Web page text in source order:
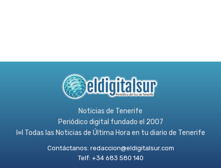
Noticias de Tenerife
Periódico digital fundado el 2007
l≡l Todas las Noticias de Última Hora en tu diario de Tenerife
Contáctanos: redaccion@eldigitalsur.com
Telf: +34 683 580 140